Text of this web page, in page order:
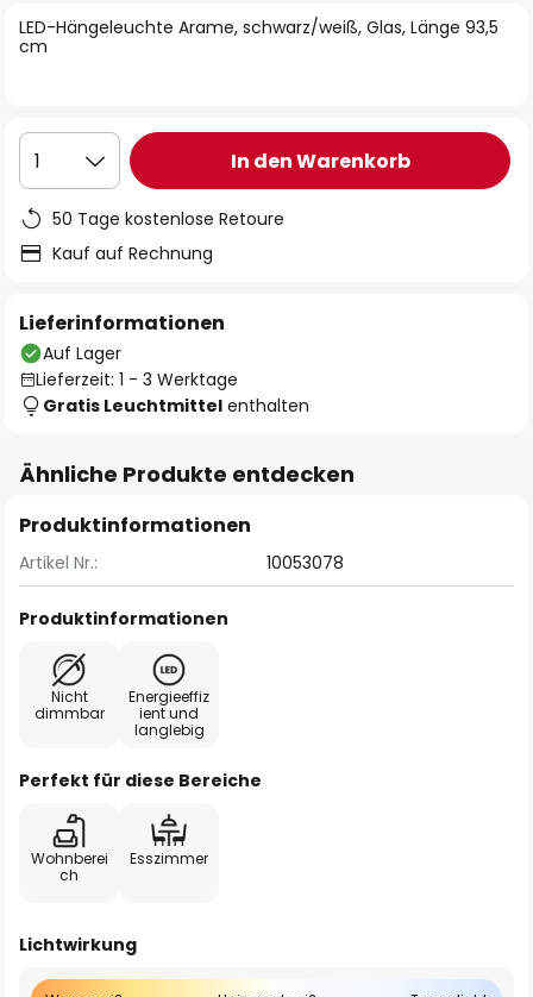
LED-Hängeleuchte Arame, schwarz/weiß, Glas, Länge 93,5
cm
1 In den Warenkorb
50 Tage kostenlose Retoure
Kauf auf Rechnung
Lieferinformationen
Auf Lager
Lieferzeit: 1 - 3 Werktage
Gratis Leuchtmittel enthalten
Ähnliche Produkte entdecken
Produktinformationen
Artikel Nr.: 10053078
Produktinformationen
Nicht
dimmbar
Energieeffiz
ient und
langlebig
Perfekt für diese Bereiche
Wohnberei
ch
Esszimmer
Lichtwirkung